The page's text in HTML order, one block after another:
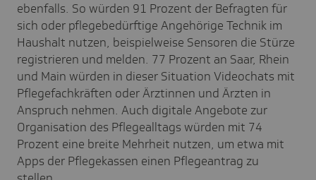
ebenfalls. So würden 91 Prozent der Befragten für
sich oder pflegebedürftige Angehörige Technik im
Haushalt nutzen, beispielweise Sensoren die Stürze
registrieren und melden. 77 Prozent an Saar, Rhein
und Main würden in dieser Situation Videochats mit
Pflegefachkräften oder Ärztinnen und Ärzten in
Anspruch nehmen. Auch digitale Angebote zur
Organisation des Pflegealltags würden mit 74
Prozent eine breite Mehrheit nutzen, um etwa mit
Apps der Pflegekassen einen Pflegeantrag zu